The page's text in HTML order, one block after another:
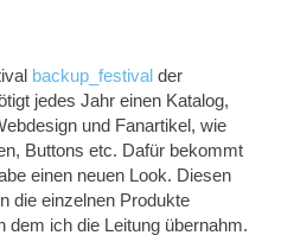
backup_festival der
jedes Jahr einen Katalog,
und Fanartikel, wie
Buttons etc. Dafür bekommt
einen neuen Look. Diesen
die einzelnen Produkte
dem ich die Leitung übernahm.